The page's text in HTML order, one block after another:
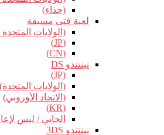
(حذاء)
لعبة فتى مسبقة
(الولايات المتحدة
(JP)
(CN)
نينتندو DS
(JP)
(الولايات المتحدة)
(الاتحاد الأوروبي)
(KR)
الجابي / ليس
نينتندو 3DS